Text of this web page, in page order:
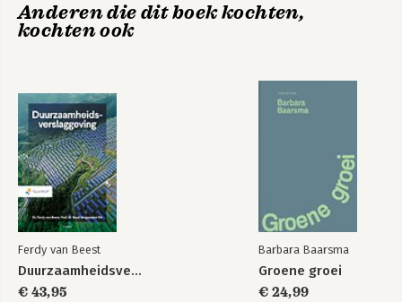
Anderen die dit boek kochten,
kochten ook
Ferdy van Beest
Duurzaamheidsverslaggeving
€ 43,95
Barbara Baarsma
Groene groei
€ 24,99